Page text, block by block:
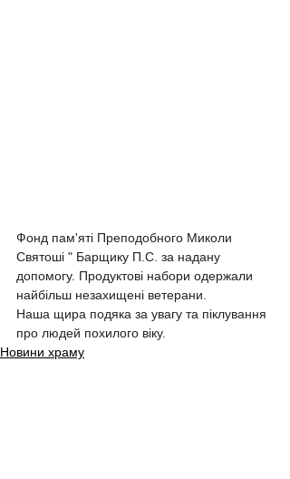
Фонд пам'яті Преподобного Миколи
Святоші " Барщику П.С. за надану
допомогу. Продуктові набори одержали
найбільш незахищені ветерани.
Наша щира подяка за увагу та піклування
про людей похилого віку.
Новини храму